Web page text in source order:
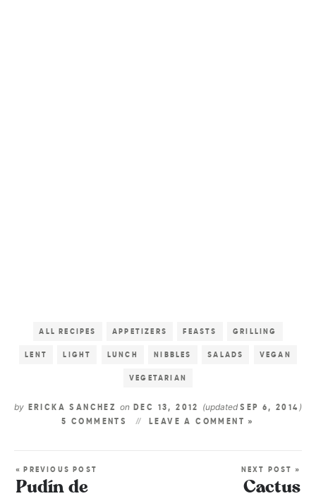
ALL RECIPES APPETIZERS FEASTS GRILLING
LENT LIGHT LUNCH NIBBLES SALADS VEGAN
VEGETARIAN
by ERICKA SANCHEZ onDEC 13, 2012 (updatedSEP 6, 2014 )
5 COMMENTS LEAVE A COMMENT »
« PREVIOUS POST
Pudín de
NEXT POST »
Cactus